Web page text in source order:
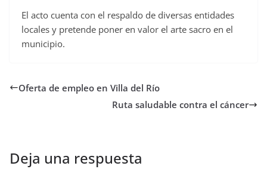
El acto cuenta con el respaldo de diversas entidades
locales y pretende poner en valor el arte sacro en el
municipio.
Oferta de empleo en Villa del Río
Ruta saludable contra el cáncer
Deja una respuesta